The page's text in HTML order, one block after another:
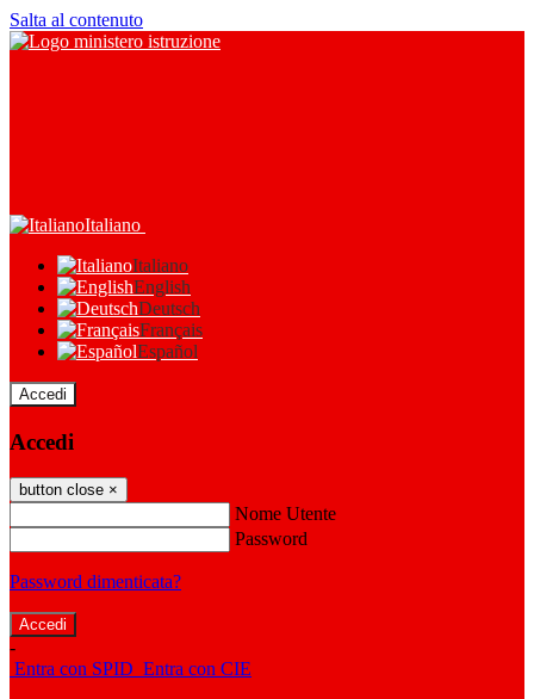
Salta al contenuto
Italiano
Italiano
English
Deutsch
Français
Español
Accedi
Accedi
button close ×
Nome Utente
Password
Password dimenticata?
-
Entra con SPID Entra con CIE